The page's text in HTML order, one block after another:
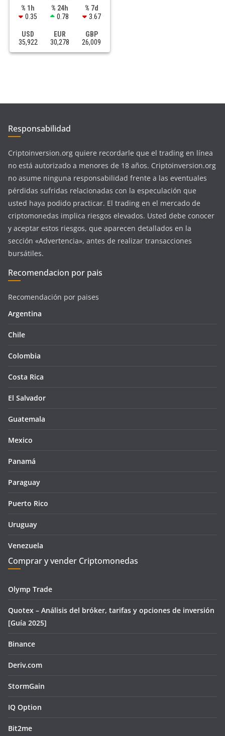
% 1h
0.35
% 24h
0.78
% 7d
3.67
USD
35,922
EUR
30,278
GBP
26,009
Responsabilidad
Criptoinversion.org quiere recordarle que el trading en línea
no está autorizado a menores de 18 años. Criptoinversion.org
no asume ninguna responsabilidad frente a las eventuales
pérdidas sufridas relacionadas con la especulación que
usted haya podido practicar. El trading en el mercado de
criptomonedas implica riesgos elevados. Usted debe conocer
y aceptar estos riesgos, que aparecen detallados en la
sección «Advertencia», antes de realizar transacciones
bursátiles.
Recomendacion por pais
Recomendación por paises
Argentina
Chile
Colombia
Costa Rica
El Salvador
Guatemala
Mexico
Panamá
Paraguay
Puerto Rico
Uruguay
Venezuela
Comprar y vender Criptomonedas
Olymp Trade
Quotex – Análisis del bróker, tarifas y opciones de inversión
[Guía 2025]
Binance
Deriv.com
StormGain
IQ Option
Bit2me